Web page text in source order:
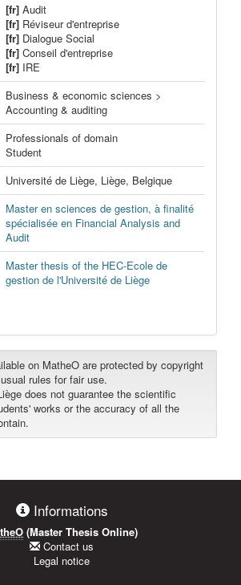
[fr] Audit
[fr] Réviseur d'entreprise
[fr] Dialogue Social
[fr] Conseil d'entreprise
[fr] IRE
Business & economic sciences >
Accounting & auditing
Professionals of domain
Student
Université de Liège, Liège, Belgique
Master en sciences de gestion, à finalité
spécialisée en Financial Analysis and
Audit
Master thesis of the HEC-Ecole de
gestion de l'Université de Liège
on MatheO are protected by copyright
rules for fair use.
does not guarantee the scientific
works or the accuracy of all the
Informations
(Master Thesis Online)
Contact us
Legal notice